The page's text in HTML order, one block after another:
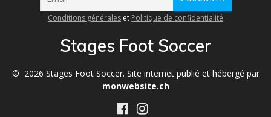
Conditions générales et Politique de confidentialité
Stages Foot Soccer
© 2026 Stages Foot Soccer. Site internet publié et hébergé par
monwebsite.ch